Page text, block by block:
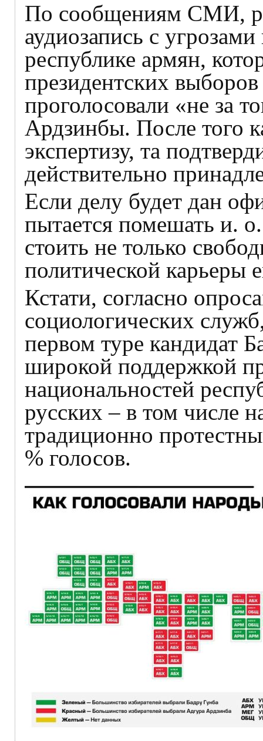
По сообщениям СМИ,
аудиозапись с
республике армян,
президентских
проголосовали «не за
Ардзинбы. После того
экспертизу, та
действительно
Если делу будет дан
пытается помешать и.
стоить не только
политической карьеры
Кстати, согласно
социологических
первом туре кандидат
широкой поддержкой
национальностей
русских – в том числе
традиционно
% голосов.